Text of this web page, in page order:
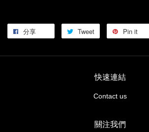
分享 Tweet Pin it
快速連結
Contact us
關注我們